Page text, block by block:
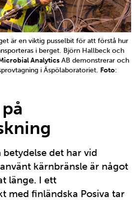
är en viktig pusselbit för att förstå hur
i berget. Björn Hallbeck och
Analytics AB demonstrerar och
i Äspölaboratoriet. Foto:
det har vid
kärnbränsle är något
länge. I ett
med finländska Posiva tar